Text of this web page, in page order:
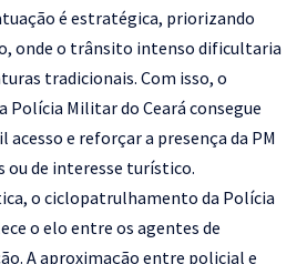
é estratégica, priorizando
onde o trânsito intenso dificultaria
tradicionais. Com isso, o
Militar do Ceará consegue
acesso e reforçar a presença da PM
ou de interesse turístico.
o ciclopatrulhamento da Polícia
o elo entre os agentes de
A aproximação entre policial e